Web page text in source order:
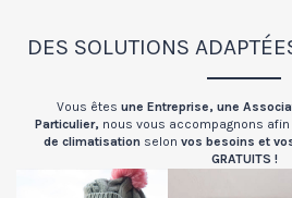
DES SOLUTIONS
Vous êtes une Entreprise, une
Particulier, nous vous accompagnons
de climatisation selon vos besoins et
GRATUITS !